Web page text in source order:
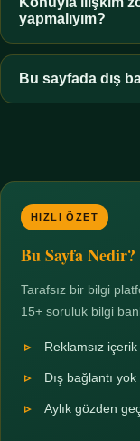
zorunluluktur.
yapmalıyım?
Zaman sınırı
profesyonel destek
mevcuttur; yardım
Bu sayfada dış
HIZLI ÖZET
Bu Sayfa Nedir?
Tarafsız bir bilgi
15+ soruluk bilgi
Reklamsız içerik
Dış bağlantı yok
Aylık gözden